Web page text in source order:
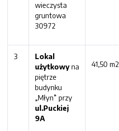
wieczysta
gruntowa
30972
3
Lokal
użytkowyna
piętrze
budynku
„Młyn” przy
ul.Puckiej
9A
41,50 m2